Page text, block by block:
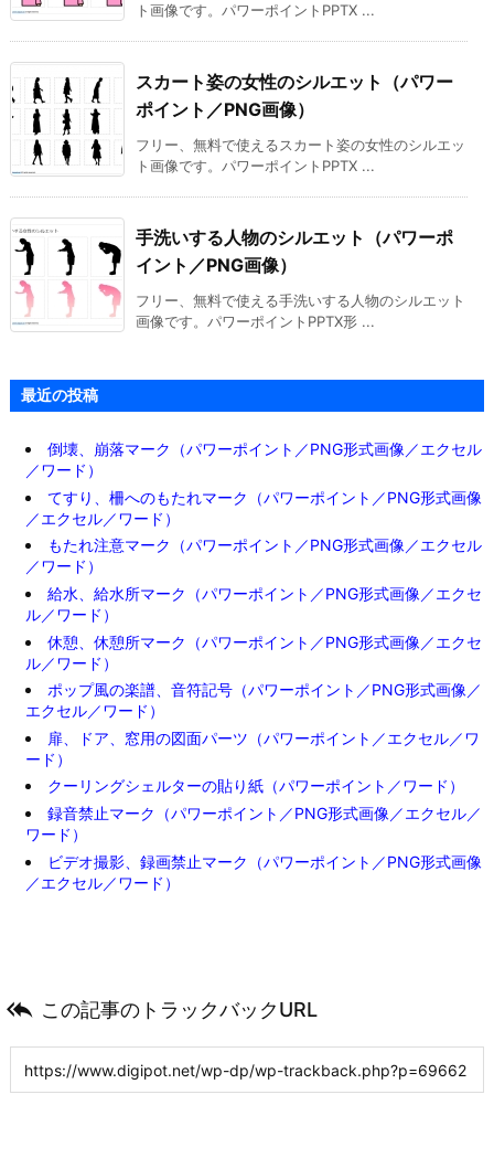
ト画像です。パワーポイントPPTX ...
スカート姿の女性のシルエット（パワー
ポイント／PNG画像）
フリー、無料で使えるスカート姿の女性のシルエッ
ト画像です。パワーポイントPPTX ...
手洗いする人物のシルエット（パワーポ
イント／PNG画像）
フリー、無料で使える手洗いする人物のシルエット
画像です。パワーポイントPPTX形 ...
最近の投稿
倒壊、崩落マーク（パワーポイント／PNG形式画像／エクセル
／ワード）
てすり、柵へのもたれマーク（パワーポイント／PNG形式画像
／エクセル／ワード）
もたれ注意マーク（パワーポイント／PNG形式画像／エクセル
／ワード）
給水、給水所マーク（パワーポイント／PNG形式画像／エクセ
ル／ワード）
休憩、休憩所マーク（パワーポイント／PNG形式画像／エクセ
ル／ワード）
ポップ風の楽譜、音符記号（パワーポイント／PNG形式画像／
エクセル／ワード）
扉、ドア、窓用の図面パーツ（パワーポイント／エクセル／ワ
ード）
クーリングシェルターの貼り紙（パワーポイント／ワード）
録音禁止マーク（パワーポイント／PNG形式画像／エクセル／
ワード）
ビデオ撮影、録画禁止マーク（パワーポイント／PNG形式画像
／エクセル／ワード）
 この記事のトラックバックURL